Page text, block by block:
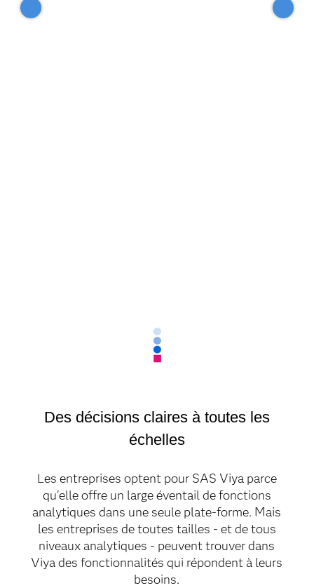
Des décisions claires à toutes les
échelles
Les entreprises optent pour SAS Viya parce
qu'elle offre un large éventail de fonctions
analytiques dans une seule plate-forme. Mais
les entreprises de toutes tailles - et de tous
niveaux analytiques - peuvent trouver dans
Viya des fonctionnalités qui répondent à leurs
besoins.